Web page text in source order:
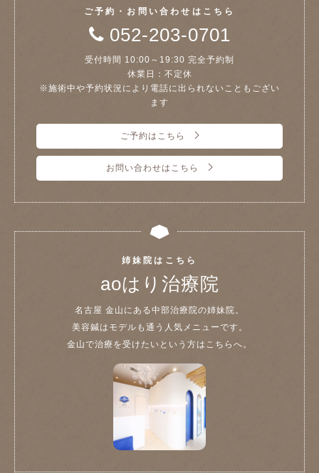
ご予約・お問い合わせはこちら
052-203-0701
受付時間 10:00～19:30 完全予約制
休業日：不定休
※施術中や予約状況により電話に出られないこともござい
ます
ご予約はこちら
お問い合わせはこちら
姉妹院はこちら
aoはり治療院
名古屋 金山にある中部治療院の姉妹院。
美容鍼はモデルも通う人気メニューです。
金山で治療を受けたいという方はこちらへ。